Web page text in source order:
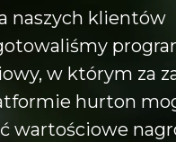
naszych klientów
w którym za
hurton
wartościowe